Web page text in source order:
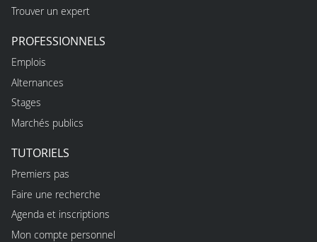
Trouver un expert
PROFESSIONNELS
Emplois
Alternances
Stages
Marchés publics
TUTORIELS
Premiers pas
Faire une recherche
Agenda et inscriptions
Mon compte personnel